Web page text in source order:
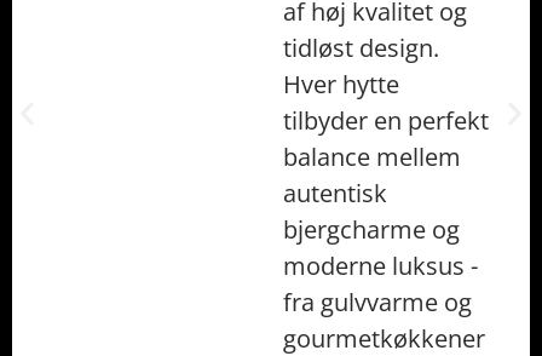
af høj kvalitet og
tidløst design.
Hver hytte
tilbyder en perfekt
balance mellem
autentisk
bjergcharme og
moderne luksus -
fra gulvvarme og
gourmetkøkkener